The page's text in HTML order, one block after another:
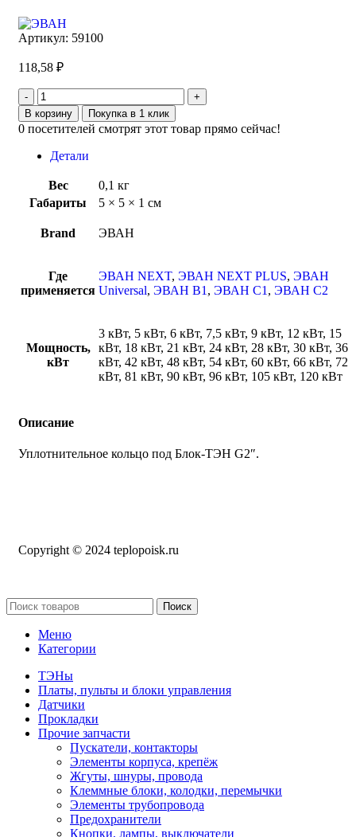
Артикул: 59100
118,58 ₽
В корзину Покупка в 1 клик
0 посетителей смотрят этот товар прямо сейчас!
Детали
Вес
0,1 кг
Габариты
5 × 5 × 1 см
Brand ЭВАН
Где
применяется
ЭВАН NEXT, ЭВАН NEXT PLUS, ЭВАН
Universal, ЭВАН В1 , ЭВАН С1 , ЭВАН С2
Мощность,
кВт
3 кВт, 5 кВт, 6 кВт, 7,5 кВт, 9 кВт, 12 кВт, 15
кВт, 18 кВт, 21 кВт, 24 кВт, 28 кВт, 30 кВт, 36
кВт, 42 кВт, 48 кВт, 54 кВт, 60 кВт, 66 кВт, 72
кВт, 81 кВт, 90 кВт, 96 кВт, 105 кВт, 120 кВт
Описание
Уплотнительное кольцо под Блок-ТЭН G2″.
Copyright © 2024 teplopoisk.ru
Поиск
Меню
Категории
ТЭНы
Платы, пульты и блоки управления
Датчики
Прокладки
Прочие запчасти
Пускатели, контакторы
Элементы корпуса, крепёж
Жгуты, шнуры, провода
Клеммные блоки, колодки, перемычки
Элементы трубопровода
Предохранители
Кнопки, лампы, выключатели